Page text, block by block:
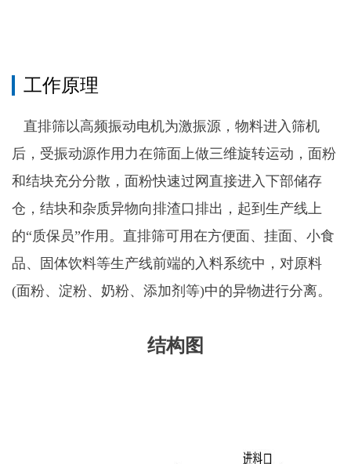
工作原理
直排筛以高频振动电机为激振源，物料进入筛机
后，受振动源作用力在筛面上做三维旋转运动，面粉
和结块充分分散，面粉快速过网直接进入下部储存
仓，结块和杂质异物向排渣口排出，起到生产线上
的“质保员”作用。直排筛可用在方便面、挂面、小食
品、固体饮料等生产线前端的入料系统中，对原料
(面粉、淀粉、奶粉、添加剂等)中的异物进行分离。
结构图